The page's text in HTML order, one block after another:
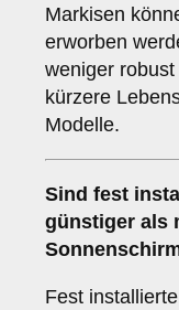
Markisen
erworben
weniger
kürzere
Modelle.
Sind fest
günstiger als
Fest